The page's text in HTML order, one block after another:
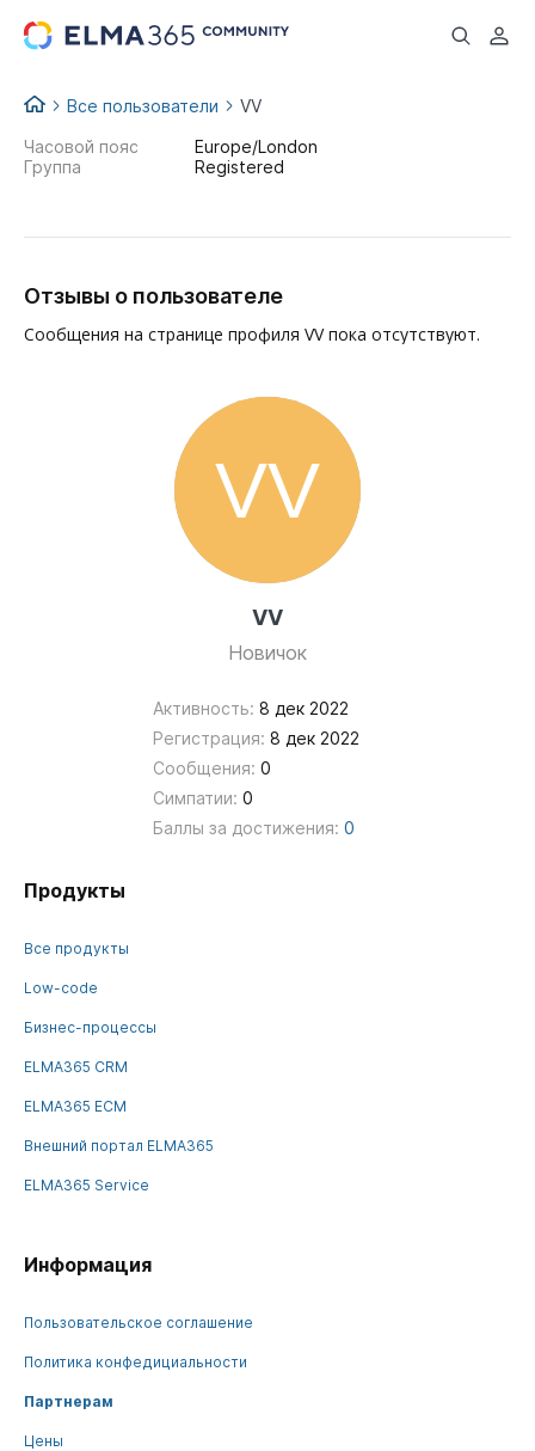
...
Все пользователи VV
VV
Новичок
Активность: 8 дек 2022
Регистрация: 8 дек 2022
Сообщения: 0
Симпатии: 0
Баллы за достижения: 0
Часовой пояс
Europe/London
Группа
Registered
Отзывы о пользователе
Сообщения на странице профиля VV пока отсутствуют.
Продукты
Все продукты
Low-code
Бизнес-процессы
ELMA365 CRM
ELMA365 ECM
Внешний портал ELMA365
ELMA365 Service
Информация
Пользовательское соглашение
Политика конфедициальности
Партнерам
Цены